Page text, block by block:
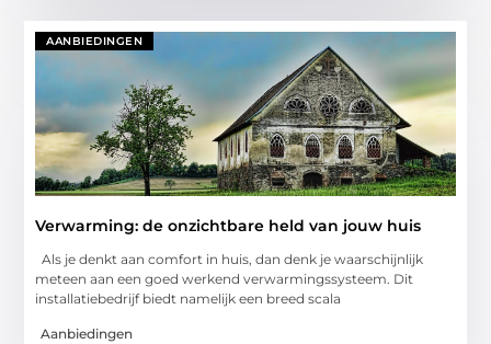
AANBIEDINGEN
Verwarming: de onzichtbare held van jouw huis
Als je denkt aan comfort in huis, dan denk je waarschijnlijk
meteen aan een goed werkend verwarmingssysteem. Dit
installatiebedrijf biedt namelijk een breed scala
Aanbiedingen